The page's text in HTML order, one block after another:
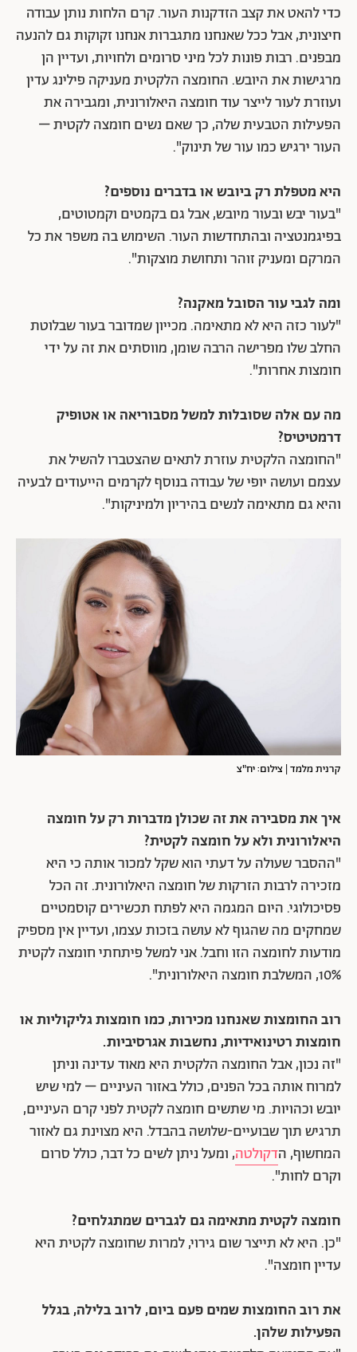
כדי להאט את קצב הזדקנות העור. קרם הלחות נותן עבודה
חיצונית, אבל ככל שאנחנו מתגברות אנחנו זקוקות גם להנעה
מבפנים. רבות פונות לכל מיני סרומים ולחויות, ועדיין הן
מרגישות את היובש. החומצה הלקטית מעניקה פילינג עדין
ועוזרת לעור לייצר עוד חומצה היאלורונית, ומגבירה את
הפעילות הטבעית שלה, כך שאם נשים חומצה לקטית –
העור ירגיש כמו עור של תינוק".
היא מטפלת רק ביובש או בדברים נוספים?
"בעור יבש ובעור מיובש, אבל גם בקמטים וקמטוטים,
בפיגמנטציה ובהתחדשות העור. השימוש בה משפר את כל
המרקם ומעניק זוהר ותחושת מוצקות".
ומה לגבי עור הסובל מאקנה?
"לעור כזה היא לא מתאימה. מכייון שמדובר בעור שבלוטת
החלב שלו מפרישה הרבה שומן, מווסתים את זה על ידי
חומצות אחרות".
מה עם אלה שסובלות למשל מסבוריאה או אטופיק
דרמטיטיס?
"החומצה הלקטית עוזרת לתאים שהצטברו להשיל את
עצמם ועושה יופי של עבודה בנוסף לקרמים הייעודים לבעיה
והיא גם מתאימה לנשים בהיריון ולמיניקות".
קרנית מלמד | צילום: יח"צ
איך את מסבירה את זה שכולן מדברות רק על חומצה
היאלורונית ולא על חומצה לקטית?
"ההסבר שעולה על דעתי הוא שקל למכור אותה כי היא
מזכירה לרבות הזרקות של חומצה היאלורונית. זה הכל
פסיכולוגי. היום המגמה היא לפתח תכשירים קוסמטיים
שמחקים מה שהגוף לא עושה בזכות עצמו, ועדיין אין מספיק
מודעות לחומצה הזו וחבל. אני למשל פיתחתי חומצה לקטית
10%, המשלבת חומצה היאלורונית".
רוב החומצות שאנחנו מכירות, כמו חומצות גליקוליות או
חומצות רטינואידיות, נחשבות אגרסיביות.
"זה נכון, אבל החומצה הלקטית היא מאוד עדינה וניתן
למרוח אותה בכל הפנים, כולל באזור העיניים – למי שיש
יובש וכהויות. מי שתשים חומצה לקטית לפני קרם העיניים,
תרגיש תוך שבועיים-שלושה בהבדל. היא מצוינת גם לאזור
המחשוף, הדקולטה, ומעל ניתן לשים כל דבר, כולל סרום
וקרם לחות".
חומצה לקטית מתאימה גם לגברים שמתגלחים?
"כן. היא לא תייצר שום גירוי, למרות שחומצה לקטית היא
עדיין חומצה".
את רוב החומצות שמים פעם ביום, לרוב בלילה, בגלל
הפעילות שלהן.